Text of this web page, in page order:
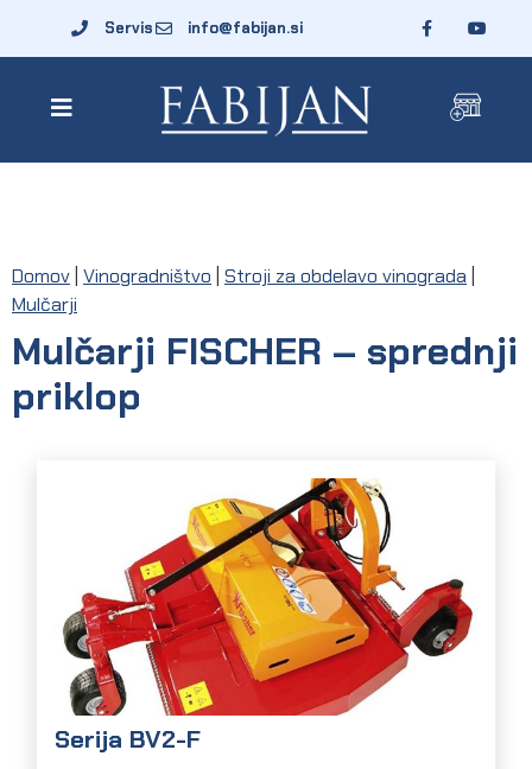
Servis info@fabijan.si
Domov Vinogradništvo Stroji za obdelavo vinograda
Mulčarji
Mulčarji FISCHER – sprednji
priklop
Serija BV2-F